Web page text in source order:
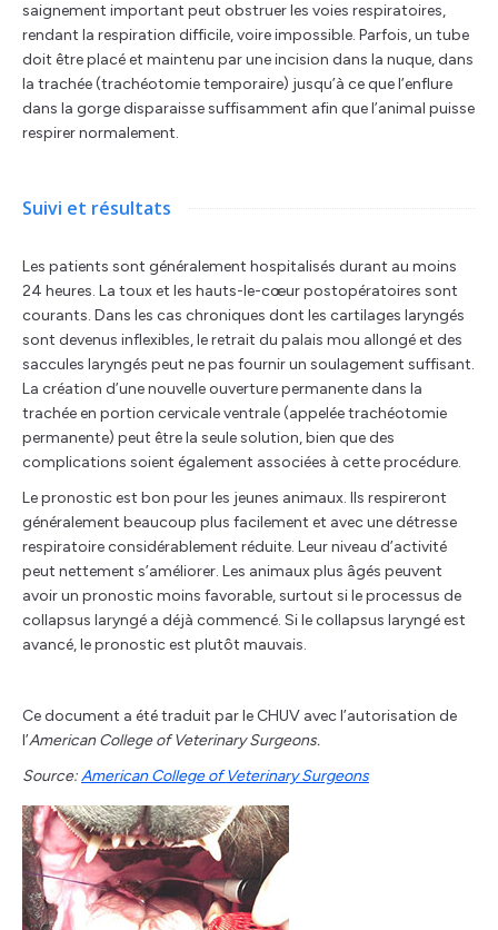
saignement important peut obstruer les voies respiratoires,
rendant la respiration difficile, voire impossible. Parfois, un tube
doit être placé et maintenu par une incision dans la nuque, dans
la trachée (trachéotomie temporaire) jusqu’à ce que l’enflure
dans la gorge disparaisse suffisamment afin que l’animal puisse
respirer normalement.
Suivi et résultats
Les patients sont généralement hospitalisés durant au moins
24 heures. La toux et les hauts-le-cœur postopératoires sont
courants. Dans les cas chroniques dont les cartilages laryngés
sont devenus inflexibles, le retrait du palais mou allongé et des
saccules laryngés peut ne pas fournir un soulagement suffisant.
La création d’une nouvelle ouverture permanente dans la
trachée en portion cervicale ventrale (appelée trachéotomie
permanente) peut être la seule solution, bien que des
complications soient également associées à cette procédure.
Le pronostic est bon pour les jeunes animaux. Ils respireront
généralement beaucoup plus facilement et avec une détresse
respiratoire considérablement réduite. Leur niveau d’activité
peut nettement s’améliorer. Les animaux plus âgés peuvent
avoir un pronostic moins favorable, surtout si le processus de
collapsus laryngé a déjà commencé. Si le collapsus laryngé est
avancé, le pronostic est plutôt mauvais.
Ce document a été traduit par le CHUV avec l’autorisation de
l’American College of Veterinary Surgeons.
Source:American College of Veterinary Surgeons